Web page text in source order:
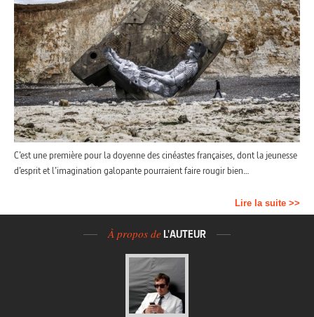
C’est une première pour la doyenne des cinéastes françaises, dont la jeunesse
d’esprit et l’imagination galopante pourraient faire rougir bien…
Lire la suite >>
À propos de L'AUTEUR